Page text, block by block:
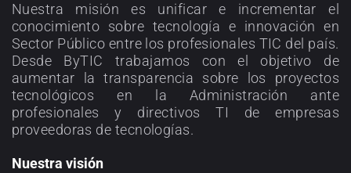
Nuestra misión es unificar e incrementar el
conocimiento sobre tecnología e innovación en
Sector Público entre los profesionales TIC del país.
Desde ByTIC trabajamos con el objetivo de
aumentar la transparencia sobre los proyectos
tecnológicos en la Administración ante
profesionales y directivos TI de empresas
proveedoras de tecnologías.
Nuestra visión